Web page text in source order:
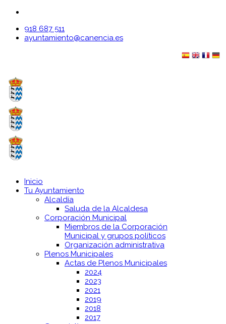
918 687 511
ayuntamiento@canencia.es
Inicio
Tu Ayuntamiento
Alcaldía
Saluda de la Alcaldesa
Corporación Municipal
Miembros de la Corporación
Municipal y grupos políticos
Organización administrativa
Plenos Municipales
Actas de Plenos Municipales
2024
2023
2021
2019
2018
2017